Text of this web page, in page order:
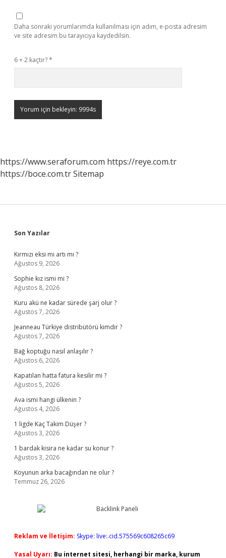
Daha sonraki yorumlarımda kullanılması için adım, e-posta adresim
ve site adresim bu tarayıcıya kaydedilsin.
6 + 2 kaçtır?*
https://www.seraforum.com https://reye.com.tr
https://boce.com.trSitemap
Sidebar
Son Yazılar
Kırmızı eksi mi artı mı ?
Ağustos 9, 2026
Sophie kız ismi mi ?
Ağustos 8, 2026
Kuru akü ne kadar sürede şarj olur ?
Ağustos 7, 2026
Jeanneau Türkiye distribütörü kimdir ?
Ağustos 7, 2026
Bağ koptuğu nasıl anlaşılır ?
Ağustos 6, 2026
Kapatılan hatta fatura kesilir mi ?
Ağustos 5, 2026
Ava ismi hangi ülkenin ?
Ağustos 4, 2026
1 ligde Kaç Takim Düşer ?
Ağustos 3, 2026
1 bardak kisira ne kadar su konur ?
Ağustos 3, 2026
Koyunun arka bacağından ne olur ?
Temmuz 26, 2026
Reklam ve İletişim: Skype: live:.cid.575569c608265c69
Yasal Uyarı: Bu internet sitesi, herhangi bir marka, kurum